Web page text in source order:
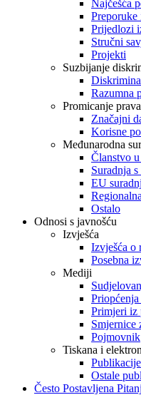
Najčešća
Preporuke
Prijedlozi
Stručni
Projekti
Suzbijanje
Razumna
Promicanje
Značajni
Korisne
Međunarodna
Članstvo
Suradnja
EU
Ostalo
Odnosi s javnošću
Izvješća
Izvješća o
Posebna
Mediji
Primjeri iz
Smjernice
Pojmovnik
Tiskana i
Publikacije
Ostale
Često Postavljena